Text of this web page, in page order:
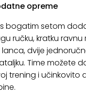
opreme
bogatim setom
ručku, kratku ravnu
dvije
Time možete
trening i učinkovito